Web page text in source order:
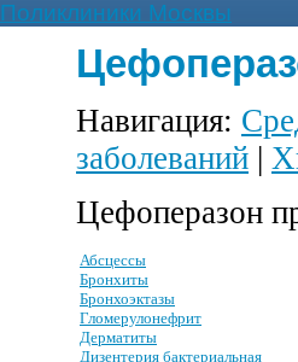
Поликлиники Москвы
Навигация:
заболеваний |
Цефоперазон
Абсцессы
Бронхиты
Бронхоэктазы
Гломерулонефрит
Дерматиты
Дизентерия бактериальная